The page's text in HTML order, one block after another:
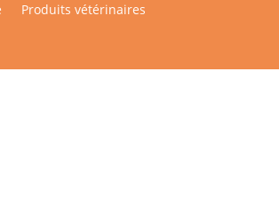
Produits vétérinaires